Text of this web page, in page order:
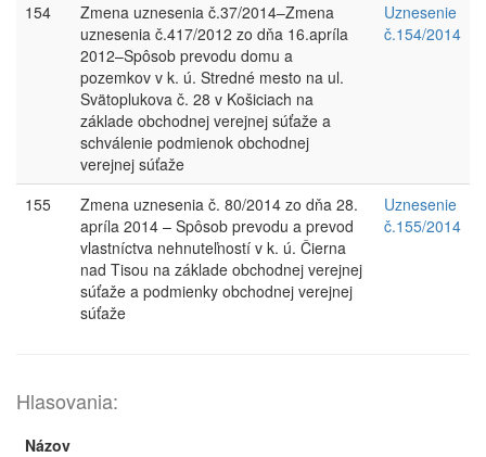
154
Zmena uznesenia č.37/2014–Zmena
uznesenia č.417/2012 zo dňa 16.apríla
2012–Spôsob prevodu domu a
pozemkov v k. ú. Stredné mesto na ul.
Svätoplukova č. 28 v Košiciach na
základe obchodnej verejnej súťaže a
schválenie podmienok obchodnej
verejnej súťaže
Uznesenie
č.154/2014
155
Zmena uznesenia č. 80/2014 zo dňa 28.
apríla 2014 – Spôsob prevodu a prevod
vlastníctva nehnuteľností v k. ú. Čierna
nad Tisou na základe obchodnej verejnej
súťaže a podmienky obchodnej verejnej
súťaže
Uznesenie
č.155/2014
Hlasovania:
Názov